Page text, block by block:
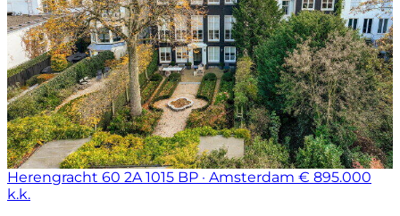
Herengracht 60 2A 1015 BP · Amsterdam € 895.000
k.k.